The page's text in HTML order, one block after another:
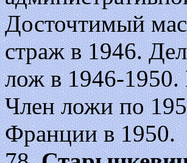
Досточтимый
страж в 1946.
лож в 1946-1950.
Член ложи по
Франции в 1950.